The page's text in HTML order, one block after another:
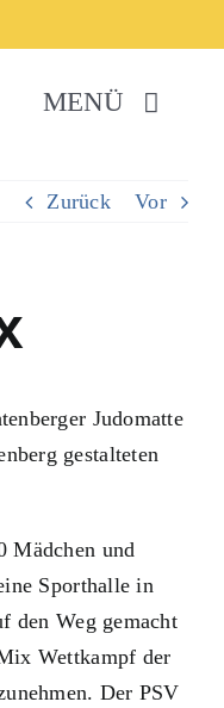
MENÜ
Neuigkeiten
Hallenplan
Zurück Vor
Judomatte
gestalteten
Mädchen und
Sporthalle in
den Weg gemacht
Wettkampf der
Der PSV